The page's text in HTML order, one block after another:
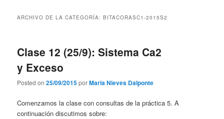
ARCHIVO DE LA CATEGORÍA:BITACORASC1-2015S2
Clase 12 (25/9): Sistema Ca2
y Exceso
Posted on25/09/2015porMaria Nieves Dalponte
Comenzamos la clase con consultas de la práctica 5. A
continuación discutimos sobre: